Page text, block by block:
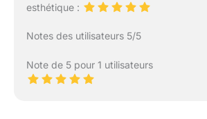
esthétique :
Notes des utilisateurs 5/5
Note de 5 pour 1 utilisateurs